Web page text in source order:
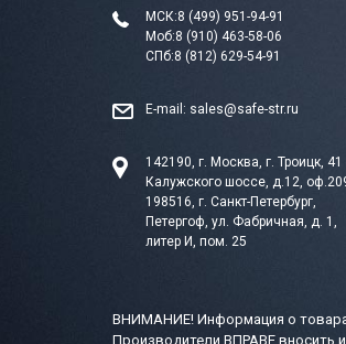
МСК:8 (499) 951-94-91
Моб:8 (910) 463-58-06
СПб:8 (812) 629-54-91
E-mail: sales@safe-str.ru
142190, г. Москва, г. Троицк, 41
Калужского шоссе, д.12,
198516, г. Санкт-Петербург,
Петергоф, ул. Фабричная, д. 1,
литер И, пом. 25
ВНИМАНИЕ! Информация о
Производители ВПРАВЕ вносить